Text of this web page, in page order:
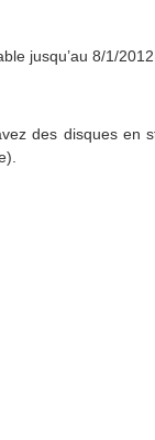
jusqu’au 8/1/
des disques en